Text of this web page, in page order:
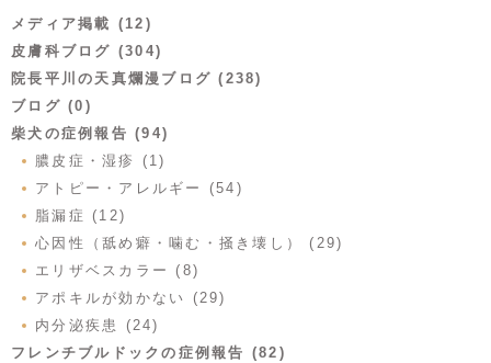
メディア掲載 (12)
皮膚科ブログ (304)
院長平川の天真爛漫ブログ (238)
ブログ (0)
柴犬の症例報告 (94)
膿皮症・湿疹 (1)
アトピー・アレルギー (54)
脂漏症 (12)
心因性（舐め癖・噛む・掻き壊し） (29)
エリザベスカラー (8)
アポキルが効かない (29)
内分泌疾患 (24)
フレンチブルドックの症例報告 (82)